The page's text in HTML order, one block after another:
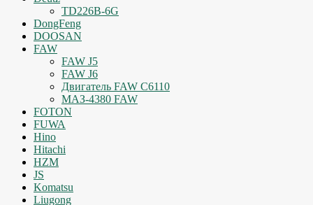
TD226B-6G
DongFeng
DOOSAN
FAW
FAW J5
FAW J6
Двигатель FAW C6110
МАЗ-4380 FAW
FOTON
FUWA
Hino
Hitachi
HZM
JS
Komatsu
Liugong